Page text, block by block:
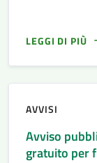
LEGGI DI PIÙ
AVVISI
Avviso
gratuito per